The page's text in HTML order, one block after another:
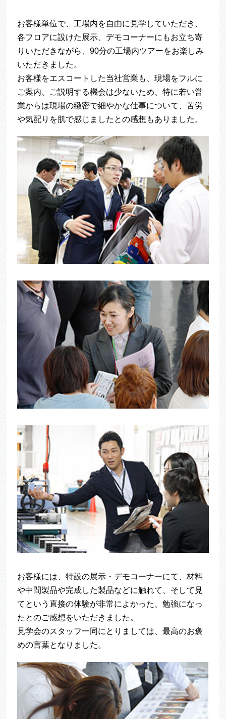
お客様単位で、工場内を自由に見学していただき、
各フロアに設けた展示、デモコーナーにもお立ち寄
りいただきながら、90分の工場内ツアーをお楽しみ
いただきました。
お客様をエスコートした当社営業も、現場をフルに
ご案内、ご説明する機会は少ないため、特に若い営
業からは現場の緻密で細やかな仕事について、苦労
や気配りを肌で感じましたとの感想もありました。
お客様には、特設の展示・デモコーナーにて、材料
や中間製品や完成した製品などに触れて、そして見
てという直接の体験が非常によかった、勉強になっ
たとのご感想をいただきました。
見学会のスタッフ一同にとりましては、最高のお褒
めの言葉となりました。